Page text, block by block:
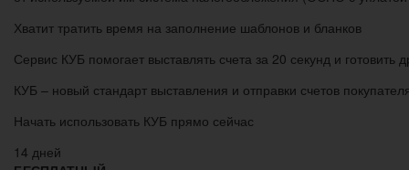
Хватит тратить время на заполнение шаблонов и бланков
Сервис КУБ помогает выставлять счета за 20 секунд и
КУБ – новый стандарт выставления и отправки счетов
Начать использовать КУБ прямо сейчас
14 дней